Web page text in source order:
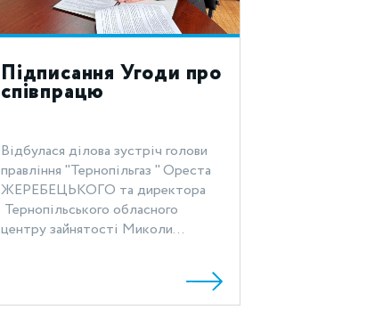
Підписання Угоди про
співпрацю
Відбулася ділова зустріч голови
правління "Тернопільгаз " Ореста
ЖЕРЕБЕЦЬКОГО та директора
Тернопільського обласного
центру зайнятості Миколи...